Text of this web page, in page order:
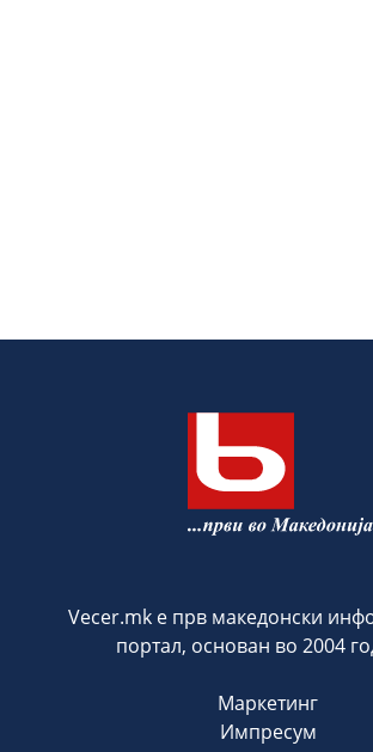
Vecer.mk е прв македонски
портал, основан во 2004
Маркетинг
Импресум